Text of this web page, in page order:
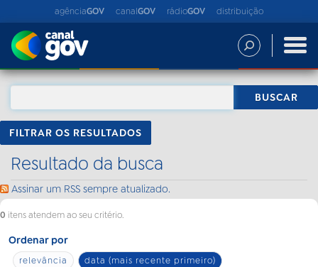
agênciaGOV canalGOV rádioGOV distribuição
FILTRAR OS RESULTADOS
Resultado da busca
Assinar um RSS sempre atualizado.
0 itens atendem ao seu critério.
Ordenar por
relevância data (mais recente primeiro)